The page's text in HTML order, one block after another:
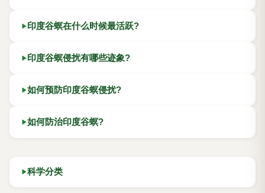
印度谷螟在什么时候最活跃?
印度谷螟侵扰有哪些迹象?
如何预防印度谷螟侵扰?
如何防治印度谷螟?
科学分类